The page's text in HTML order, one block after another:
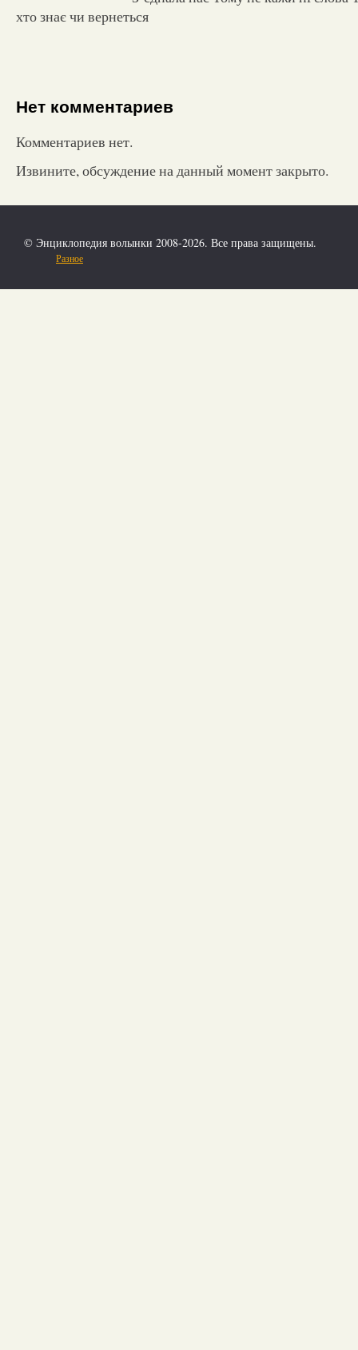
хто знає чи вернеться
Нет комментариев
Комментариев нет.
Извините, обсуждение на данный момент закрыто.
© Энциклопедия волынки 2008-2026. Все права защищены.
Разное